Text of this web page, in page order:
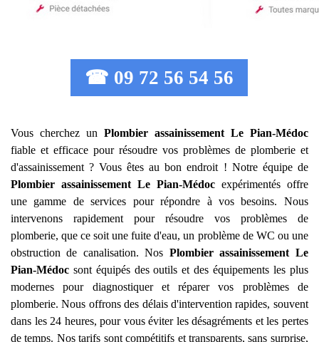
☎ 09 72 56 54 56
Vous cherchez un Plombier assainissement Le Pian-Médoc
fiable et efficace pour résoudre vos problèmes de plomberie et
d'assainissement ? Vous êtes au bon endroit ! Notre équipe de
Plombier assainissement Le Pian-Médocexpérimentés offre
une gamme de services pour répondre à vos besoins. Nous
intervenons rapidement pour résoudre vos problèmes de
plomberie, que ce soit une fuite d'eau, un problème de WC ou une
obstruction de canalisation. Nos Plombier assainissement Le
Pian-Médoc sont équipés des outils et des équipements les plus
modernes pour diagnostiquer et réparer vos problèmes de
plomberie. Nous offrons des délais d'intervention rapides, souvent
dans les 24 heures, pour vous éviter les désagréments et les pertes
de temps. Nos tarifs sont compétitifs et transparents, sans surprise,